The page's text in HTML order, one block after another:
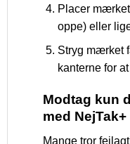
Placer
oppe) eller
Stryg mærket
kanterne for
Modtag kun
med NejTak+
Mange tror